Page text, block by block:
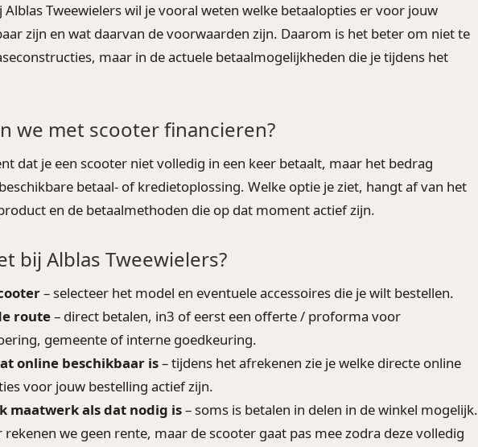
Alblas Tweewielers wil je vooral weten welke betaalopties er voor jouw
zijn en wat daarvan de voorwaarden zijn. Daarom is het beter om niet te
maar in de actuele betaalmogelijkheden die je tijdens het
we met scooter financieren?
dat je een scooter niet volledig in een keer betaalt, maar het bedrag
betaal- of kredietoplossing. Welke optie je ziet, hangt af van het
en de betaalmethoden die op dat moment actief zijn.
bij Alblas Tweewielers?
– selecteer het model en eventuele accessoires die je wilt bestellen.
route– direct betalen, in3 of eerst een offerte / proforma voor
gemeente of interne goedkeuring.
online beschikbaar is– tijdens het afrekenen zie je welke directe online
voor jouw bestelling actief zijn.
maatwerk als dat nodig is– soms is betalen in delen in de winkel mogelijk.
rekenen we geen rente, maar de scooter gaat pas mee zodra deze volledig